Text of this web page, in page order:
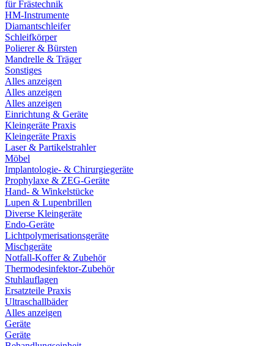
für Frästechnik
HM-Instrumente
Diamantschleifer
Schleifkörper
Polierer & Bürsten
Mandrelle & Träger
Sonstiges
Alles anzeigen
Alles anzeigen
Alles anzeigen
Einrichtung & Geräte
Kleingeräte Praxis
Kleingeräte Praxis
Laser & Partikelstrahler
Möbel
Implantologie- & Chirurgiegeräte
Prophylaxe & ZEG-Geräte
Hand- & Winkelstücke
Lupen & Lupenbrillen
Diverse Kleingeräte
Endo-Geräte
Lichtpolymerisationsgeräte
Mischgeräte
Notfall-Koffer & Zubehör
Thermodesinfektor-Zubehör
Stuhlauflagen
Ersatzteile Praxis
Ultraschallbäder
Alles anzeigen
Geräte
Geräte